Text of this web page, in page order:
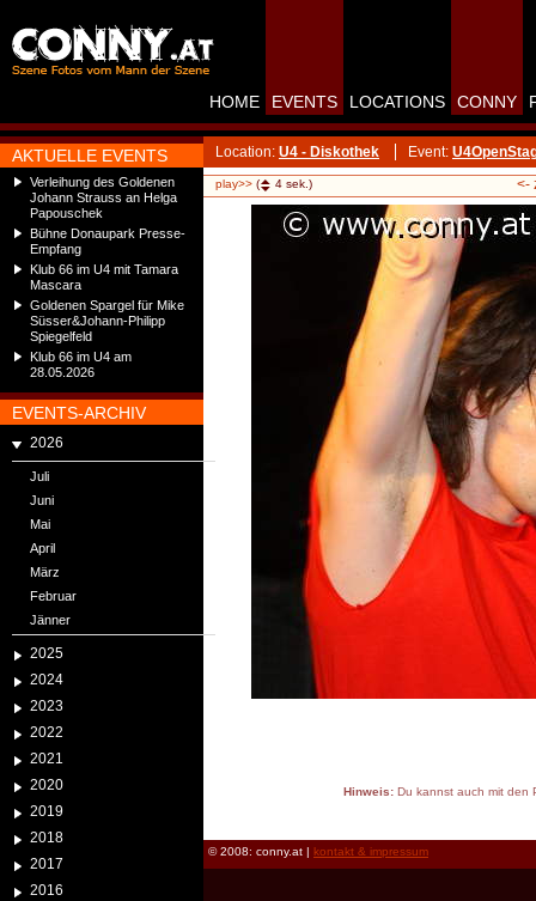
AKTUELLE EVENTS
Verleihung des Goldenen
Johann Strauss an Helga
Papouschek
Bühne Donaupark Presse-
Empfang
Klub 66 im U4 mit Tamara
Mascara
Goldenen Spargel für Mike
Süsser&Johann-Philipp
Spiegelfeld
Klub 66 im U4 am
28.05.2026
EVENTS-ARCHIV
2026
Juli
Juni
Mai
April
März
Februar
Jänner
2025
2024
2023
2022
2021
2020
2019
2018
2017
2016
HOME EVENTS LOCATIONS CONNY
Location: U4 - Diskothek Event:
play>> ( 4 sek.) <-
Hinweis:Du kannst auch mit den
© 2008: conny.at | kontakt & impressum